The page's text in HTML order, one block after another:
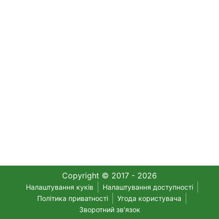
Copyright © 2017 - 2026
Налаштування куків
Налаштування доступності
Політика приватності
Угода користувача
Зворотний зв'язок